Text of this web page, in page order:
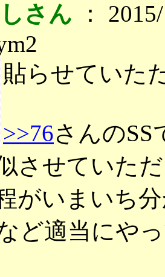
さん ：
貼らせていた
>>76さんの
させていた
がいまいち
ど適当にや